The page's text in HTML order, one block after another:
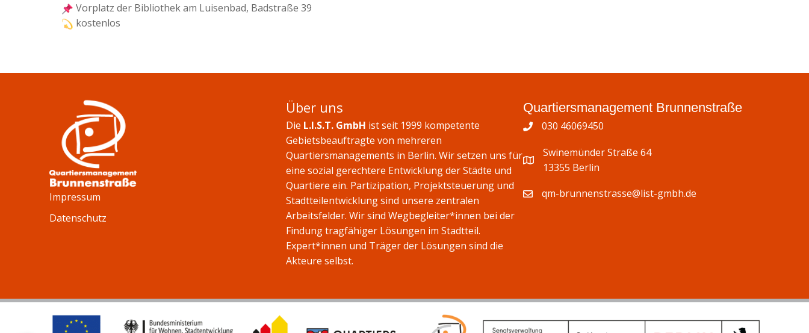
Vorplatz der Bibliothek am Luisenbad, Badstraße 39
kostenlos
Impressum
Datenschutz
Über uns
Die L.I.S.T. GmbH ist seit 1999 kompetente
Gebietsbeauftragte von mehreren
Quartiersmanagements in Berlin. Wir setzen uns für
eine sozial gerechtere Entwicklung der Städte und
Quartiere ein. Partizipation, Projektsteuerung und
Stadtteilentwicklung sind unsere zentralen
Arbeitsfelder. Wir sind Wegbegleiter*innen bei der
Findung tragfähiger Lösungen im Stadtteil.
Expert*innen und Träger der Lösungen sind die
Akteure selbst.
Quartiersmanagement Brunnenstraße
030 46069450
Swinemünder Straße 64
13355 Berlin
qm-brunnenstrasse@list-gmbh.de